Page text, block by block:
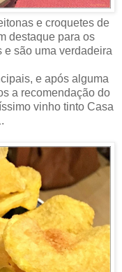
e croquetes de
destaque para os
são uma verdadeira
e após alguma
a recomendação do
vinho tinto Casa